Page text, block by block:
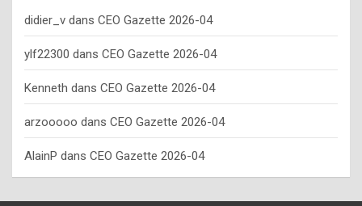
y
o
u
s
h
o
didier_v dans CEO Gazette 2026-04
ylf22300 dans CEO Gazette 2026-04
Kenneth dans CEO Gazette 2026-04
arzooooo dans CEO Gazette 2026-04
AlainP dans CEO Gazette 2026-04